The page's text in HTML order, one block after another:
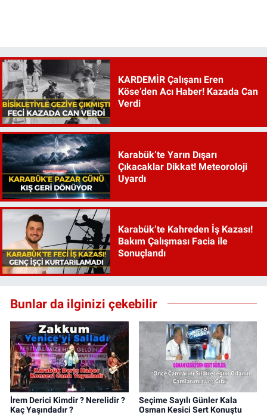
KARDEMİR Çalışanı Eren
Köse’den Acı Haber! Kazada Can
Verdi
Karabük’te Yarın Dışarı
Çıkacaklar Dikkat! Meteoroloji
Uyardı
Karabük’te Kahreden İş Kazası!
Bakım Çalışması Facia ile
Sonuçlandı
Bunlar da ilginizi çekebilir
İrem Derici Kimdir ? Nerelidir ?
Kaç Yaşındadır ?
Seçime Sayılı Günler Kala
Osman Kesici Sert Konuştu